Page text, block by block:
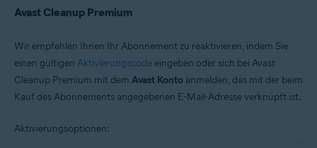
Avast Cleanup Premium
Wir empfehlen Ihnen Ihr Abonnement zu reaktivieren, indem Sie
einen gültigen Aktivierungscode eingeben oder sich bei Avast
Cleanup Premium mit dem Avast Konto anmelden, das mit der beim
Kauf des Abonnements angegebenen E-Mail-Adresse verknüpft ist.
Aktivierungsoptionen: